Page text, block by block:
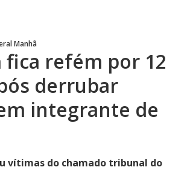
Manhã
fica refém por 12
derrubar
integrante de
vítimas do chamado tribunal do